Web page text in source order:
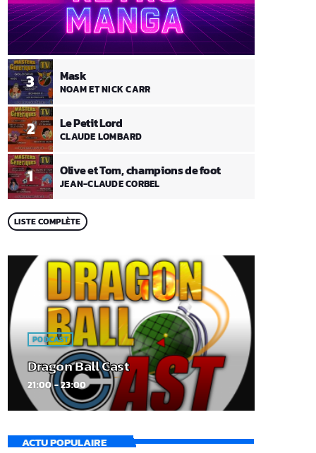
1 Olive et Tom, champions de foot
JEAN-CLAUDE CORBEL
2 Le Petit Lord
CLAUDE LOMBARD
3 Mask
NOAM ET NICK CARR
LISTE COMPLÈTE
PODCAST
Dragon Ball Cast
21:00 - 23:00
ACTU POPULAIRE